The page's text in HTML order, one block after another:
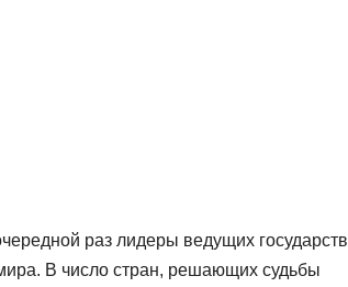
раз лидеры ведущих государств
В число стран, решающих судьбы